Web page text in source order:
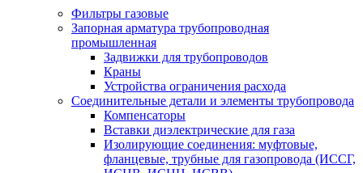
Фильтры газовые
Запорная арматура трубопроводная
промышленная
Задвижки для трубопроводов
Краны
Устройства ограничения расхода
Соединительные детали и элементы трубопровода
Компенсаторы
Вставки диэлектрические для газа
Изолирующие соединения: муфтовые,
фланцевые, трубные для газопровода (ИССГ,